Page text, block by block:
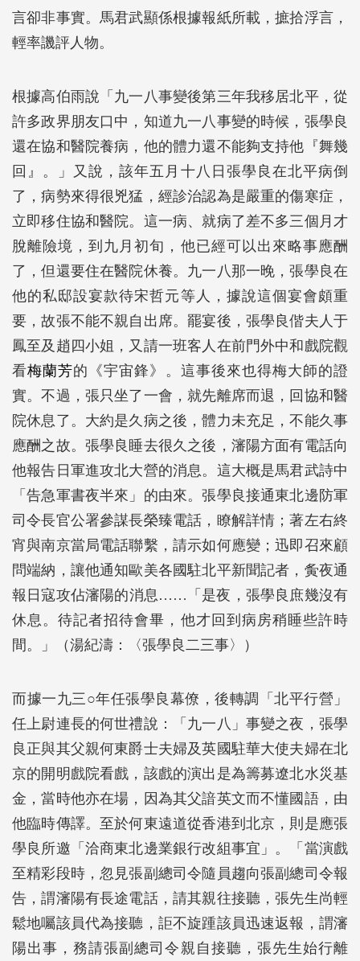
言卻非事實。馬君武顯係根據報紙所載，摭拾浮言，
輕率譏評人物。
根據高伯雨說「九一八事變後第三年我移居北平，從
許多政界朋友口中，知道九一八事變的時候，張學良
還在協和醫院養病，他的體力還不能夠支持他『舞幾
回』。」又說，該年五月十八日張學良在北平病倒
了，病勢來得很兇猛，經診治認為是嚴重的傷寒症，
立即移住協和醫院。這一病、就病了差不多三個月才
脫離險境，到九月初旬，他已經可以出來略事應酬
了，但還要住在醫院休養。九一八那一晚，張學良在
他的私邸設宴款待宋哲元等人，據說這個宴會頗重
要，故張不能不親自出席。罷宴後，張學良偕夫人于
鳳至及趙四小姐，又請一班客人在前門外中和戲院觀
看梅蘭芳的《宇宙鋒》。這事後來也得梅大師的證
實。不過，張只坐了一會，就先離席而退，回協和醫
院休息了。大約是久病之後，體力未充足，不能久事
應酬之故。張學良睡去很久之後，瀋陽方面有電話向
他報告日軍進攻北大營的消息。這大概是馬君武詩中
「告急軍書夜半來」的由來。張學良接通東北邊防軍
司令長官公署參謀長榮臻電話，瞭解詳情；著左右終
宵與南京當局電話聯繫，請示如何應變；迅即召來顧
問端納，讓他通知歐美各國駐北平新聞記者，夤夜通
報日寇攻佔瀋陽的消息……「是夜，張學良庶幾沒有
休息。待記者招待會畢，他才回到病房稍睡些許時
間。」（湯紀濤：〈張學良二三事〉）
而據一九三○年任張學良幕僚，後轉調「北平行營」
任上尉連長的何世禮說：「九一八」事變之夜，張學
良正與其父親何東爵士夫婦及英國駐華大使夫婦在北
京的開明戲院看戲，該戲的演出是為籌募遼北水災基
金，當時他亦在場，因為其父諳英文而不懂國語，由
他臨時傳譯。至於何東遠道從香港到北京，則是應張
學良所邀「洽商東北邊業銀行改組事宜」。「當演戲
至精彩段時，忽見張副總司令隨員趨向張副總司令報
告，謂瀋陽有長途電話，請其親往接聽，張先生尚輕
鬆地囑該員代為接聽，詎不旋踵該員迅速返報，謂瀋
陽出事，務請張副總司令親自接聽，張先生始行離